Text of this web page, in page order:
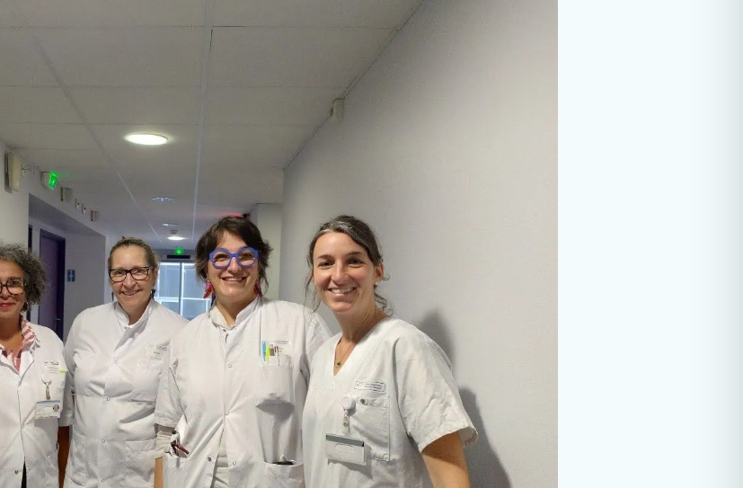
icance – institut de cancérologie